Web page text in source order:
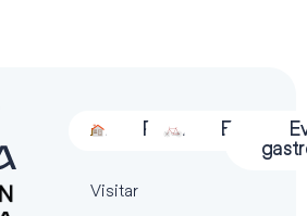
Alojamiento
Restauración
Actividades
Visitar